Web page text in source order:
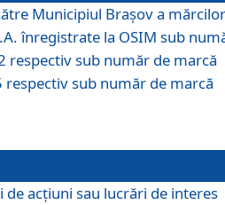
Municipiul Brașov a mărcilor
înregistrate la OSIM sub
respectiv sub număr de marcă
sub număr de marcă
de acţiuni sau lucrări de interes